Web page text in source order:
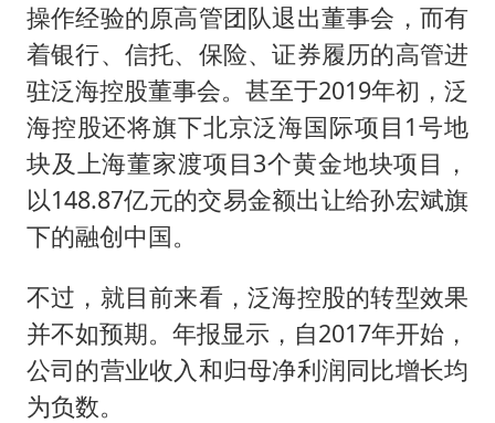
操作经验的原高管团队退出董事会，而有
着银行、信托、保险、证券履历的高管进
驻泛海控股董事会。甚至于2019年初，泛
海控股还将旗下北京泛海国际项目1号地
块及上海董家渡项目3个黄金地块项目，
以148.87亿元的交易金额出让给孙宏斌旗
下的融创中国。
不过，就目前来看，泛海控股的转型效果
并不如预期。年报显示，自2017年开始，
公司的营业收入和归母净利润同比增长均
为负数。